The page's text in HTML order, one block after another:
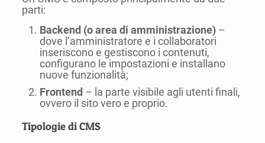
parti:
Backend (o area di amministrazione)–
dove l’amministratore e i collaboratori
inseriscono e gestiscono i contenuti,
configurano le impostazioni e installano
nuove funzionalità;
Frontend – la parte visibile agli utenti finali,
ovvero il sito vero e proprio.
Tipologie di CMS